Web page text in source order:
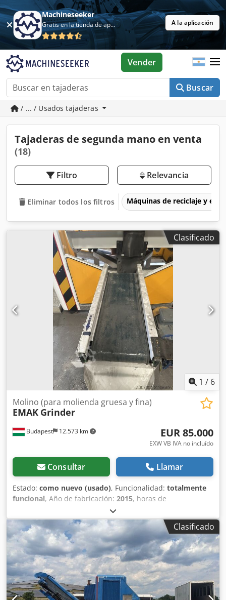
Machineseeker
Gratis en la tienda de aplicaciones A la aplicación
Buscar
Vender
/ ... / Usados tajaderas
Tajaderas de segunda mano en venta
(18)
Filtro Relevancia
Eliminar todos los filtros Máquinas de reciclaje y
Clasificado
1 / 6
Budapest 12.573 km
Molino (para molienda gruesa y fina)
EMAK Grinder
EUR 85.000
EXW VB IVA no incluído
Consultar Llamar
Estado: como nuevo (usado), Funcionalidad: totalmente
funcional, Año de fabricación: 2015, horas de
, peso total:
2.400 mm, longitud total:2.000 mm, ancho total:1.700
mm, La máquina consta de dos partes: un molinillo de
trituración gruesa y un molinillo de trituración fina. Se
utiliza para triturar placas base electrónicas, residuos de
cables y residuos plásticos hasta obtener un tamaño de
20x20 mm, mientras que el molinillo de trituración fina los
reduce a fragmentos de 5x5 mm. La unidad de trituración
se mantiene en su posición mediante un cilindro
Clasificado